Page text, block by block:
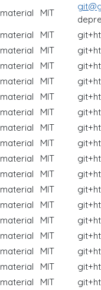
material MIT
material MIT
material MIT
material MIT
material MIT
material MIT
material MIT
material MIT
material MIT
material MIT
material MIT
material MIT
material MIT
material MIT
material MIT
material MIT
material MIT
material MIT